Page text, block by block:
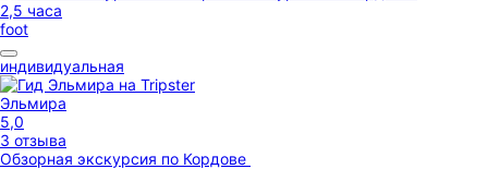
2,5 часа
foot
индивидуальная
Эльмира
5,0
3 отзыва
Обзорная экскурсия по Кордове